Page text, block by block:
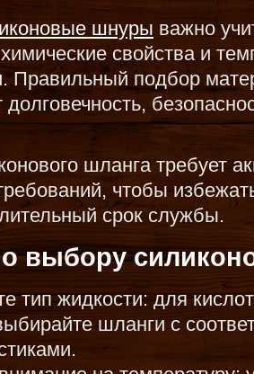
шнуры важно
свойства и
Правильный подбор
долговечность,
шланга требует
чтобы
срок службы.
выбору
тип жидкости: для
шланги с